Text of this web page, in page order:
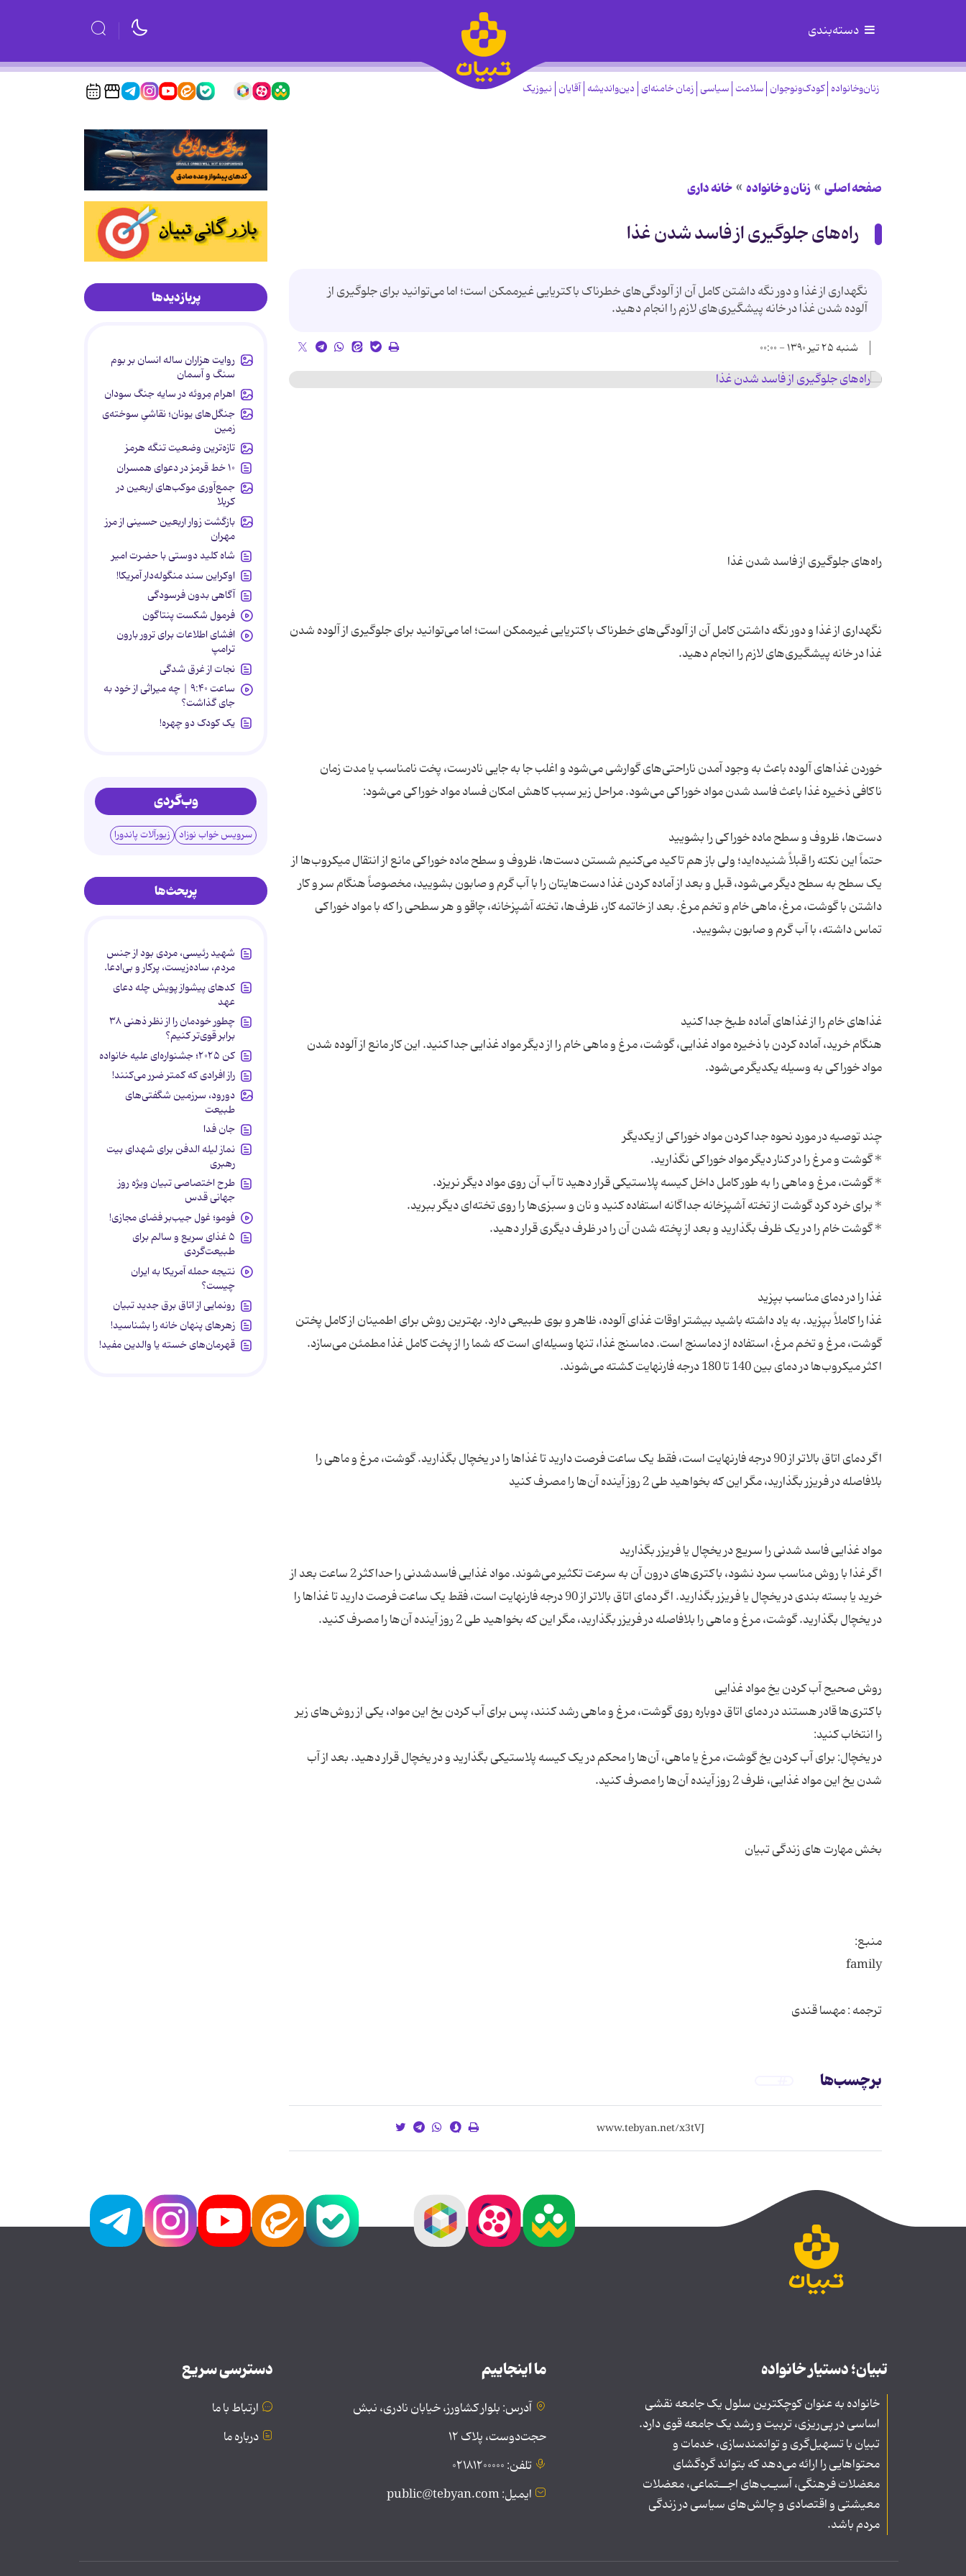
دسته‌بندی
زنان‌وخانواده کودک‌ونوجوان سلامت سیاسی زمان خامنه‌ای دین‌واندیشه آقایان نیوزیک
صفحه اصلی زنان و خانواده خانه داری
راه‌های جلوگیری از فاسد شدن غذا
نگهداری از غذا و دور نگه داشتن کامل آن از آلودگی‌های خطرناک باکتریایی غیرممکن است؛ اما می‌توانید برای جلوگیری از
آلوده شدن غذا در خانه پیشگیری‌های لازم را انجام دهید.
شنبه ۲۵ تیر ۱۳۹۰ - ۰۰:۰۰
نگهداری از غذا و دور نگه داشتن کامل آن از آلودگی‌های خطرناک باکتریایی غیرممکن است؛ اما می‌توانید برای جلوگیری از آلوده شدن
خوردن غذاهای آلوده باعث به وجود آمدن ناراحتی‌های گوارشی می‌شود و اغلب جا به جایی نادرست، پخت نامناسب یا مدت زمان
حتماً این نکته را قبلاً شنیده‌اید؛ ولی باز هم تاکید می‌کنیم شستن دست‌ها، ظروف و سطح ماده خوراکی مانع از انتقال میکروب‌ها از
یک سطح به سطح دیگر می‌شود، قبل و بعد از آماده کردن غذا دست‌هایتان را با آب گرم و صابون بشویید، مخصوصاً هنگام سر و کار
داشتن با گوشت، مرغ، ماهی خام و تخم مرغ. بعد از خاتمه کار، ظرف‌ها، تخته آشپزخانه، چاقو و هر سطحی را که با مواد خوراکی
هنگام خرید، آماده کردن با ذخیره مواد غذایی، گوشت، مرغ و ماهی خام را از دیگر مواد غذایی جدا کنید. این کار مانع از آلوده شدن
غذا را کاملاً بپزید. به یاد داشته باشید بیشتر اوقات غذای آلوده، ظاهر و بوی طبیعی دارد. بهترین روش برای اطمینان از کامل پختن
گوشت، مرغ و تخم مرغ، استفاده از دماسنج است. دماسنج غذا، تنها وسیله‌ای است که شما را از پخت کامل غذا مطمئن می‌سازد.
اگر دمای اتاق بالاتر از 90 درجه فارنهایت است، فقط یک ساعت فرصت دارید تا غذاها را در یخچال بگذارید. گوشت، مرغ و ماهی را
اگر غذا با روش مناسب سرد نشود، باکتری‌های درون آن به سرعت تکثیر می‌شوند. مواد غذایی فاسدشدنی را حداکثر 2 ساعت بعد از
خرید یا بسته بندی در یخچال یا فریزر بگذارید. اگر دمای اتاق بالاتر از 90 درجه فارنهایت است، فقط یک ساعت فرصت دارید تا غذاها را
باکتری‌ها قادر هستند در دمای اتاق دوباره روی گوشت، مرغ و ماهی رشد کنند، پس برای آب کردن یخ این مواد، یکی از روش‌های زیر
در یخچال: برای آب کردن یخ گوشت، مرغ یا ماهی، آن‌ها را محکم در یک کیسه پلاستیکی بگذارید و در یخچال قرار دهید. بعد از آب
ترجمه : مهسا قندی
برچسب‌ها
پربازدیدها
روایت هزاران ساله انسان بر بوم
سنگ و آسمان
اهرام مِروئه در سایه جنگ سودان
جنگل‌های یونان؛ نقاشیِ سوخته‌ی
زمین
تازه‌ترین وضعیت تنگه هرمز
۱۰ خط قرمز در دعوای همسران
جمع‌آوری موکب‌های اربعین در
کربلا
بازگشت زوار اربعین حسینی از مرز
مهران
شاه کلید دوستی با حضرت امیر
اوکراین سند منگوله‌دار آمریکا!
آگاهی بدون فرسودگی
فرمول شکست پنتاگون
افشای اطلاعات برای ترور بارون
ترامپ
نجات از غرق شدگی
ساعت ۹:۴۰ | چه میراثی از خود به
جای گذاشت؟
یک کودک دو چهره!
وب‌گردی
سرویس خواب نوزاد زیورآلات پاندورا
پربحث‌ها
شهید رئیسی، مردی بود از جنس
مردم، ساده‌زیست، پرکار و بی‌ادعا.
کدهای پیشواز پویش چله دعای
عهد
چطور خودمان را از نظر ذهنی ۳۸
برابر قوی‌تر کنیم؟
کن ۲۰۲۵؛ جشنواره‌ای علیه خانواده
راز افرادی که کمتر ضرر می‌کنند!
دورود، سرزمین شگفتی‌های
طبیعت
جان فدا
نماز لیله الدفن برای شهدای بیت
رهبری
طرح اختصاصی تبیان ویژه روز
جهانی قدس
فومو؛ غول جیب‌بر فضای مجازی!
۵ غذای سریع و سالم برای
طبیعت‌گردی
نتیجه حمله آمریکا به ایران
چیست؟
رونمایی از اتاق برق جدید تبیان
زهرهای پنهان خانه را بشناسید!
قهرمان‌های خسته یا والدین مفید!
تبیان؛ دستیار خانواده
خانواده به عنوان کوچکترین سلول یک جامعه نقشی
اساسی در پی‌ریزی، تربیت و رشد یک جامعه قوی دارد.
تبیان با تسهیل‌گری و توانمندسازی، خدمات و
محتواهایی را ارائه می‌دهد که بتواند گره‌گشای
معضلات فرهنگی، آسیـب‌های اجــتماعی، معضلات
معیشتی و اقتصادی و چالش‌های سیاسی در زندگی
مردم باشد.
ما اینجاییم
آدرس: بلوار کشاورز، خیابان نادری، نبش
حجت‌دوست، پلاک ۱۲
تلفن: ۰۲۱۸۱۲۰۰۰۰۰
ایمیل: public@tebyan.com
دسترسی سریع
ارتباط با ما
درباره ما